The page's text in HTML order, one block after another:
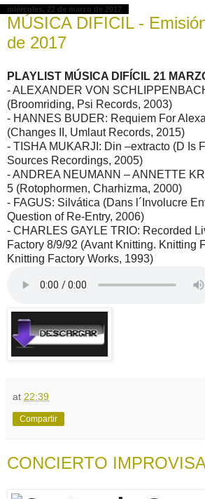
miércoles, 22 de marzo de 2017
MÚSICA DIFICIL -
de 2017
PLAYLIST MÚSICA DIFÍCIL 21
- ALEXANDER VON
(Broomriding, Psi Records, 2003)
- HANNES BUDER: Requiem For
(Changes II, Umlaut Records, 2015)
- TISHA MUKARJI: Din –extracto (D Is
Sources Recordings, 2005)
- ANDREA NEUMANN – ANNETTE
5 (Rotophormen, Charhizma, 2000)
- FAGUS: Silvática (Dans l´Involucre
Question of Re-Entry, 2006)
- CHARLES GAYLE TRIO: Recorded
Factory 8/9/92 (Avant Knitting. Knitting
Knitting Factory Works, 1993)
at 22:39
Compartir
CONCIERTO